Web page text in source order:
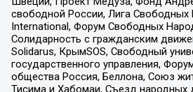
свободной России, Лига Свободных
International, Форум Свободных
Солидарность с гражданским
Solidarus, КрымSOS, Свободный
государственного управления,
общества Россия, Беллона, Союз
Тисима и Хабомаи, Съезд народных